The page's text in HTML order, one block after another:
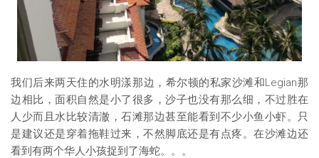
我们后来两天住的水明漾那边，希尔顿的私家沙滩和Legian那
边相比，面积自然是小了很多，沙子也没有那么细，不过胜在
人少而且水比较清澈，石滩那边甚至能看到不少小鱼小虾。只
是建议还是穿着拖鞋过来，不然脚底还是有点疼。在沙滩边还
看到有两个华人小孩捉到了海蛇。。。